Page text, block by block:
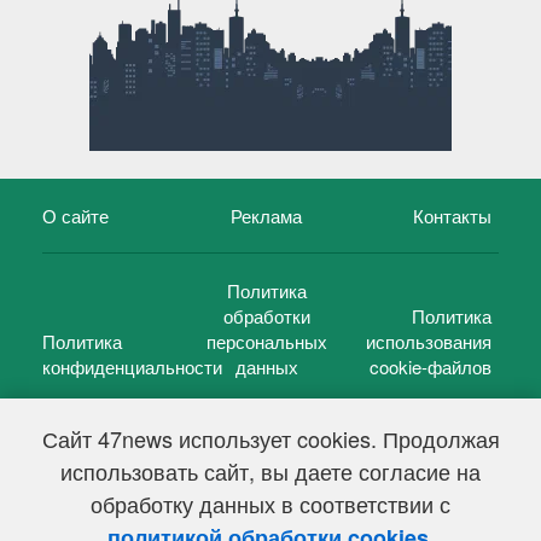
Сайт 47news использует cookies. Продолжая
использовать сайт, вы даете согласие на
обработку данных в соответствии с
О сайте Реклама Контакты
Политика
конфиденциальности
Политика
обработки
персональных
данных
Политика
использования
cookie-файлов
47 новостей (47 news)2005 — 2026 г.
Свидетельство о регистрации СМИ Эл № ФС 77-39848, выдано
Федеральной службой по надзору в сфере связи,